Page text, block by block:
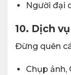
Người đại
10. Dịch
Đừng quên
Chụp